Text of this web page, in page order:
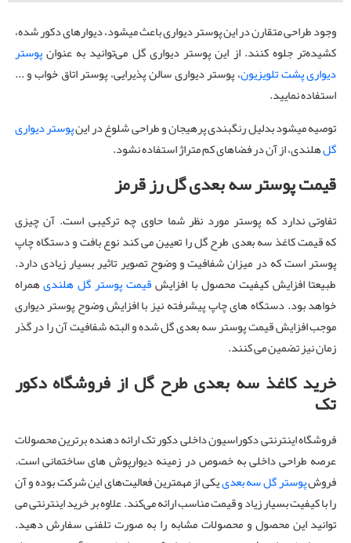
وجود طراحی متقارن در این پوستر دیواری باعث میشود، دیوارهای دکور شده،
کشیده‌تر جلوه کنند. از این پوستر دیواری گل می‌توانید به عنوانپوستر
دیواری پشت تلویزیون، پوستر دیواری سالن پذیرایی، پوستر اتاق خواب و ...
استفاده نمایید.
توصیه میشود بدلیل رنگبندی پرهیجان و طراحی شلوغ در اینپوستر دیواری
گلهلندی، از آن در فضاهای کم متراژ استفاده نشود.
قیمت پوستر سه بعدی گلرز قرمز
تفاوتی ندارد که پوستر مورد نظر شما حاوی چه ترکیبی است. آن چیزی
که قیمت کاغذ سه بعدی طرح گل را تعیین می کند نوع بافت و دستگاه چاپ
پوستر است که در میزان شفافیت و وضوح تصویر تاثیر بسیار زیادی دارد.
طبیعتا افزایش کیفیت محصول با افزایشقیمت پوستر گل هلندیهمراه
خواهد بود. دستگاه های چاپ پیشرفته نیز با افزایش وضوح پوستر دیواری
موجب افزایش قیمت پوستر سه بعدی گل شده و البته شفافیت آن را در گذر
زمان نیز تضمین می کنند.
خرید کاغذ سه بعدی طرح گل از فروشگاه دکور
تک
فروشگاه اینترنتی دکوراسیون داخلی دکور تک ارائه دهنده برترین محصولات
عرصه‌ طراحی داخلی به خصوص در زمینه دیوارپوش های ساختمانی است.
فروشپوستر گل سه بعدییکی از مهمترین فعالیت‌های این شرکت بوده و آن
را با کیفیت بسیار زیاد و قیمت مناسب ارائه می‌کند. علاوه بر خرید اینترنتی می
توانید این محصول و محصولات مشابه را به صورت تلفنی سفارش دهید.